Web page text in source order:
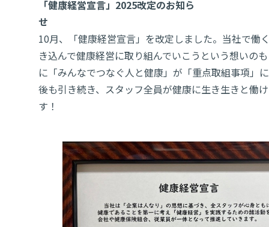
「健康経営宣言」2025改定のお知ら
せ
10月、「健康経営宣言」を改定しました。当社で働
き込んで健康経営に取り組んでいこうという想いの
に「みんなでつなぐ人と健康」が「重点取組事項」
後も引き続き、スタッフ全員が健康に生き生きと働
す！